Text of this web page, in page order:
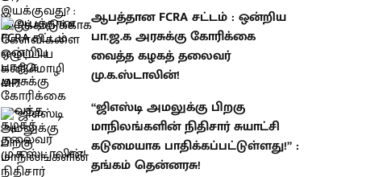
ஆபத்தான FCRA சட்டம் : ஒன்றிய
பா.ஜ.க அரசுக்கு கோரிக்கை
வைத்த கழகத் தலைவர்
மு.க.ஸ்டாலின்!
“ஜிஎஸ்டி அமலுக்கு பிறகு
மாநிலங்களின் நிதிசார் சுயாட்சி
கடுமையாக பாதிக்கப்பட்டுள்ளது!” :
தங்கம் தென்னரசு!